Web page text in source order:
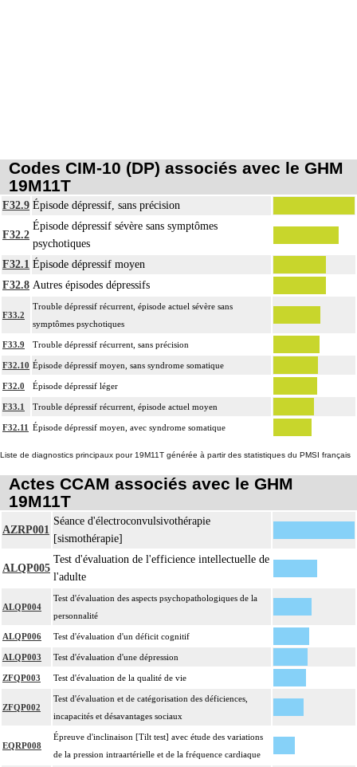
Codes CIM-10 (DP) associés avec le GHM
19M11T
F32.9 Épisode dépressif, sans précision
F32.2
Épisode dépressif sévère sans symptômes
psychotiques
F32.1 Épisode dépressif moyen
F32.8 Autres épisodes dépressifs
F33.2
Trouble dépressif récurrent, épisode actuel sévère sans
symptômes psychotiques
F33.9 Trouble dépressif récurrent, sans précision
F32.10 Épisode dépressif moyen, sans syndrome somatique
F32.0 Épisode dépressif léger
F33.1 Trouble dépressif récurrent, épisode actuel moyen
F32.11 Épisode dépressif moyen, avec syndrome somatique
Liste de diagnostics principaux pour 19M11T générée à partir des statistiques du PMSI français
Actes CCAM associés avec le GHM
19M11T
AZRP001
Séance d'électroconvulsivothérapie
[sismothérapie]
ALQP005
Test d'évaluation de l'efficience intellectuelle de
l'adulte
ALQP004
Test d'évaluation des aspects psychopathologiques de la
personnalité
ALQP006 Test d'évaluation d'un déficit cognitif
ALQP003 Test d'évaluation d'une dépression
ZFQP003 Test d'évaluation de la qualité de vie
ZFQP002
Test d'évaluation et de catégorisation des déficiences,
incapacités et désavantages sociaux
EQRP008
Épreuve d'inclinaison [Tilt test] avec étude des variations
de la pression intraartérielle et de la fréquence cardiaque